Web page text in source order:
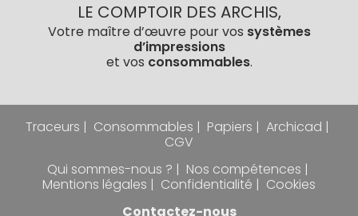
LE COMPTOIR DES ARCHIS,
Votre maître d’œuvre pour vos systèmes
d’impressions
et vos consommables.
Traceurs Consommables Papiers
Archicad
CGV
Qui sommes-nous ?
Nos compétences
Mentions légales
Confidentialité
Cookies
Contactez-nous